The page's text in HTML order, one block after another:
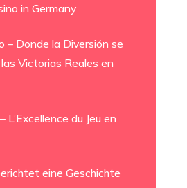
in Germany
– Donde la Diversión se
Victorias Reales en
L’Excellence du Jeu en
eine Geschichte